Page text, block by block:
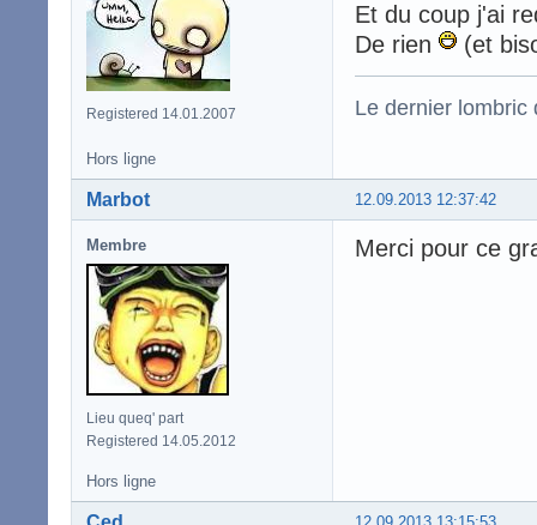
Registered 14.01.2007
Et du coup j'ai
De rien
(et
Le dernier lombric
Hors ligne
12.09.2013 12:37:42
Marbot
Membre
Lieu queq' part
Registered 14.05.2012
Merci pour ce
Hors ligne